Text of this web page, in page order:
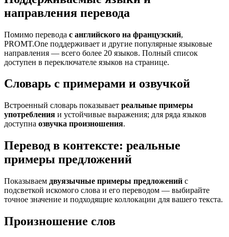
направления перевода
Помимо перевода с английского на французский,
PROMT.One поддерживает и другие популярные языковые
направления — всего более 20 языков. Полный список
доступен в переключателе языков на странице.
Словарь с примерами и озвучкой
Встроенный словарь показывает реальные примеры
употребления и устойчивые выражения; для ряда языков
доступна озвучка произношения.
Перевод в контексте: реальные
примеры предложений
Показываем двуязычные примеры предложений с
подсветкой искомого слова и его переводом — выбирайте
точное значение и подходящие коллокации для вашего текста.
Произношение слов